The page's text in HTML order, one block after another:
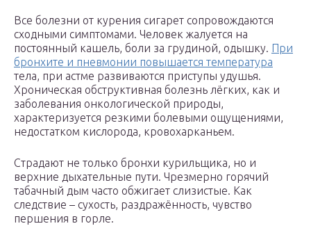
Все болезни от курения сигарет сопровождаются
сходными симптомами. Человек жалуется на
постоянный кашель, боли за грудиной, одышку. При
бронхите и пневмонии повышается температура
тела, при астме развиваются приступы удушья.
Хроническая обструктивная болезнь лёгких, как и
заболевания онкологической природы,
характеризуется резкими болевыми ощущениями,
недостатком кислорода, кровохарканьем.
Страдают не только бронхи курильщика, но и
верхние дыхательные пути. Чрезмерно горячий
табачный дым часто обжигает слизистые. Как
следствие – сухость, раздражённость, чувство
першения в горле.